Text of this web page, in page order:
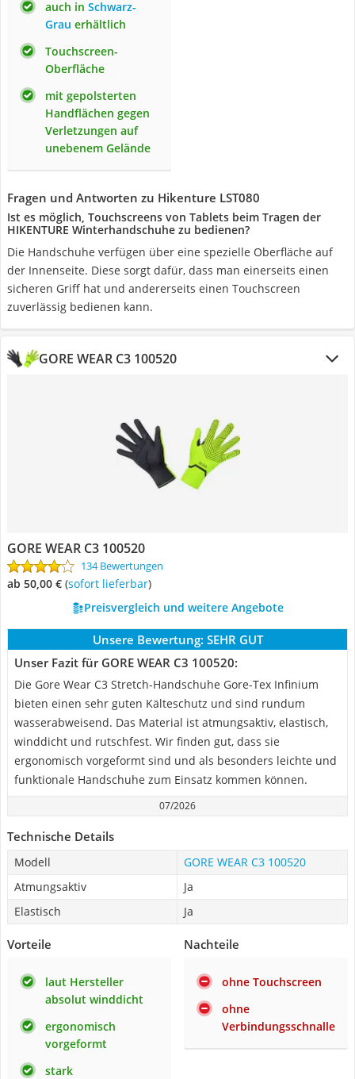
auch in Schwarz-
Grau erhältlich
Touchscreen-
Oberfläche
mit gepolsterten
Handflächen gegen
Verletzungen auf
unebenem Gelände
Fragen und Antworten zu Hikenture LST080
Ist es möglich, Touchscreens von Tablets beim Tragen der
HIKENTURE Winterhandschuhe zu bedienen?
Die Handschuhe verfügen über eine spezielle Oberfläche auf
der Innenseite. Diese sorgt dafür, dass man einerseits einen
sicheren Griff hat und andererseits einen Touchscreen
zuverlässig bedienen kann.
GORE WEAR C3 100520
GORE WEAR C3 100520
134 Bewertungen
ab 50,00 € ( Sofort lieferbar)
Preisvergleich und weitere Angebote
Unsere Bewertung: SEHR GUT
Unser Fazit für GORE WEAR C3 100520:
Die Gore Wear C3 Stretch-Handschuhe Gore-Tex Infinium
bieten einen sehr guten Kälteschutz und sind rundum
wasserabweisend. Das Material ist atmungsaktiv, elastisch,
winddicht und rutschfest. Wir finden gut, dass sie
ergonomisch vorgeformt sind und als besonders leichte und
funktionale Handschuhe zum Einsatz kommen können.
07/2026
Technische Details
Modell
GORE WEAR C3 100520
Atmungsaktiv
Ja
Elastisch
Ja
Vorteile
laut Hersteller
absolut winddicht
ergonomisch
vorgeformt
stark
Nachteile
ohne Touchscreen
ohne
Verbindungsschnalle